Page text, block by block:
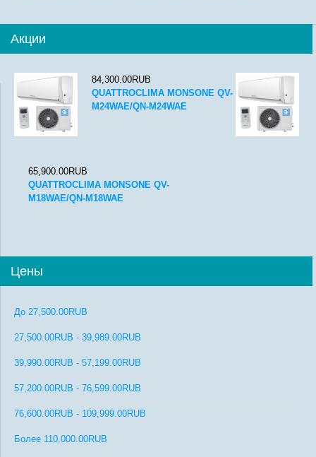
Акции
84,300.00RUB
QUATTROCLIMA MONSONE QV-
M24WAE/QN-M24WAE
65,900.00RUB
QUATTROCLIMA MONSONE QV-
M18WAE/QN-M18WAE
Цены
До 27,500.00RUB
27,500.00RUB - 39,989.00RUB
39,990.00RUB - 57,199.00RUB
57,200.00RUB - 76,599.00RUB
76,600.00RUB - 109,999.00RUB
Более 110,000.00RUB